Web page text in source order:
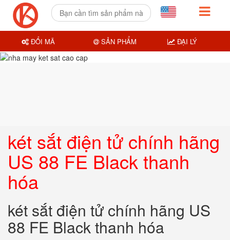
két sắt điện tử chính hãng
US 88 FE Black thanh
hóa
két sắt điện tử chính hãng US
88 FE Black thanh hóa
ĐỔI MÃ SẢN PHẨM ĐẠI LÝ